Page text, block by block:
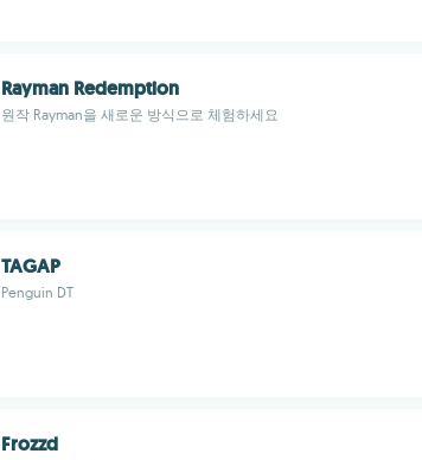
Rayman Redemption
원작 Rayman을 새로운 방식으로 체험하세요
TAGAP
Penguin DT
Frozzd